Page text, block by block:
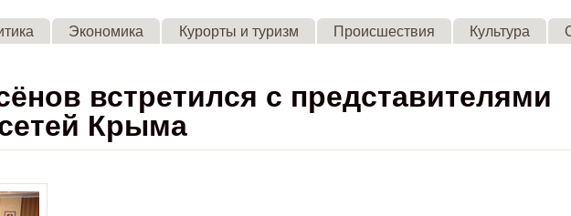
Skip to main content
Экономика Курорты и туризм Происшествия Культура
встретился с представителями
Крыма